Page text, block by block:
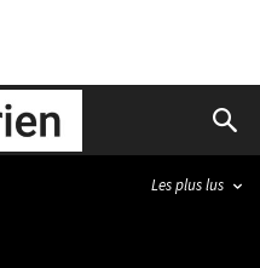
Les plus lus